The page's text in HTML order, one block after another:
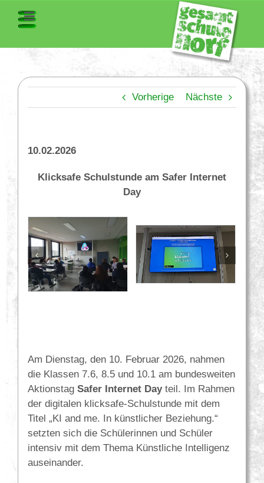
Vorherige Nächste
10.02.2026
Klicksafe Schulstunde am Safer Internet
Day
Am Dienstag, den 10. Februar 2026, nahmen
die Klassen 7.6, 8.5 und 10.1 am bundesweiten
Aktionstag Safer Internet Dayteil. Im Rahmen
der digitalen klicksafe-Schulstunde mit dem
Titel „KI and me. In künstlicher Beziehung.“
setzten sich die Schülerinnen und Schüler
intensiv mit dem Thema Künstliche Intelligenz
auseinander.